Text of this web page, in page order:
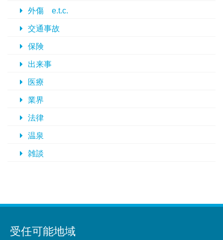
外傷 e.t.c.
交通事故
保険
出来事
医療
業界
法律
温泉
雑談
受任可能地域